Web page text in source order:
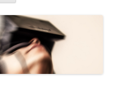
springen